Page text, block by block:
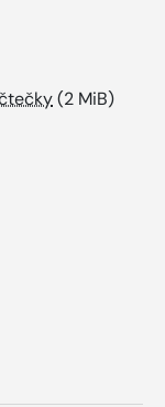
(2 MiB)